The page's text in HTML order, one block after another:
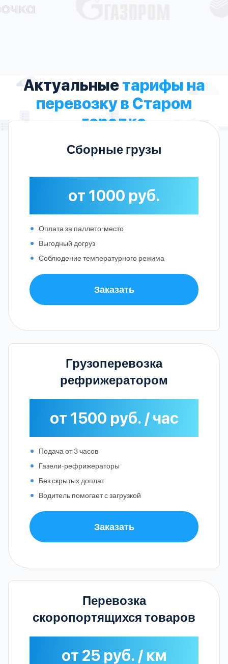
Актуальныетарифы на
перевозку в Старом
городке
Сборные грузы
от 1000 руб.
Оплата за паллето-место
Выгодный догруз
Соблюдение температурного режима
Заказать
Грузоперевозка
рефрижератором
от 1500 руб. / час
Подача от 3 часов
Газели-рефрижераторы
Без скрытых доплат
Водитель помогает с загрузкой
Заказать
Перевозка
скоропортящихся товаров
от 25 руб. / км